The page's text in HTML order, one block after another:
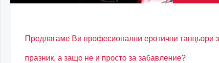
Предлагаме Ви професионални еротични танцьори
празник, а защо не и просто за забавление?